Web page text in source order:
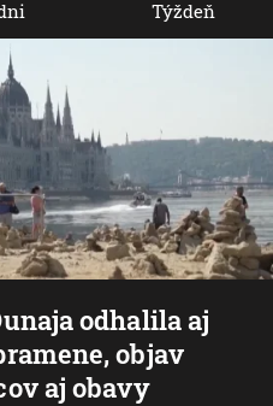
odhalila aj
objav
aj obavy
Týždeň